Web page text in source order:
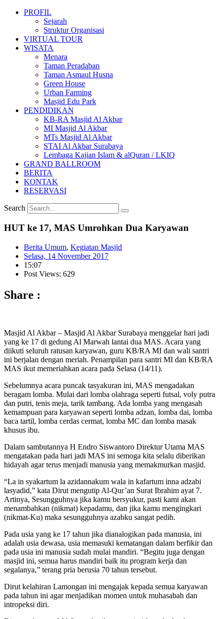
PROFIL
Sejarah
Struktur Organisasi
VIRTUAL TOUR
WISATA
Menara
Taman Peradaban
Taman Asmaul Husna
Green House
Urban Farming
Masjid Edu Park
PENDIDIKAN
KB-RA Masjid Al Akbar
MI Masjid Al Akbar
MTs Masjid Al Akbar
STAI Al Akbar Surabaya
Lembaga Kajian Islam & alQuran / LKIQ
GRAND BALLROOM
BERITA
KONTAK
RESERVASI
Search
HUT ke 17, MAS Umrohkan Dua Karyawan
Berita Umum, Kegiatan Masjid
Selasa, 14 November 2017
15:07
Post Views: 629
Share :
Masjid Al Akbar – Masjid Al Akbar Surabaya menggelar hari jadi
yang ke 17 di gedung Al Marwah lantai dua MAS. Acara yang
diikuti seluruh ratusan karyawan, guru KB/RA MI dan wali santri
ini berjalan dengan meriah. Penampilan para santri MI dan KB/RA
MAS ikut memeriahkan acara pada Selasa (14/11).
Sebelumnya acara puncak tasyakuran ini, MAS mengadakan
beragam lomba. Mulai dari lomba olahraga seperti futsal, voly putra
dan putri, tenis meja, tarik tambang. Ada lomba yang mengasah
kemampuan para karyawan seperti lomba adzan, lomba dai, lomba
baca tartil, lomba cerdas cermat, lomba MC dan lomba masak
khusus ibu.
Dalam sambutannya H Endro Siswantoro Direktur Utama MAS
mengatakan pada hari jadi MAS ini semoga kita selalu diberikan
hidayah agar terus menjadi manusia yang memakmurkan masjid.
“La in syakartum la azidannakum wala in kafartum inna adzabi
lasyadid,” kata Dirut mengutip Al-Qur’an Surat Ibrahim ayat 7.
Artinya, Sesungguhnya jika kamu bersyukur, pasti kami akan
menambahkan (nikmat) kepadamu, dan jika kamu mengingkari
(nikmat-Ku) maka sesungguhnya azabku sangat pedih.
Pada usia yang ke 17 tahun jika dianalogikan pada manusia, ini
adalah usia dewasa, usia memasuki kematangan dalam berfikir dan
pada usia ini manusia sudah mulai mandiri. “Begitu juga dengan
masjid ini, semua harus mandiri baik itu program kerja dan
segalanya,” terang pria berusia 70 tahun tersebut.
Dirut kelahiran Lamongan ini mengajak kepada semua karyawan
pada tahun ini agar menjadikan momen untuk muhasabah dan
intropeksi diri.